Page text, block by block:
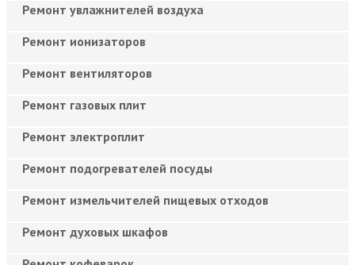
Ремонт увлажнителей воздуха
Ремонт ионизаторов
Ремонт вентиляторов
Ремонт газовых плит
Ремонт электроплит
Ремонт подогревателей посуды
Ремонт измельчителей пищевых отходов
Ремонт духовых шкафов